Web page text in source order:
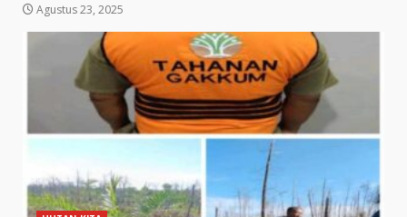
Agustus 23, 2025